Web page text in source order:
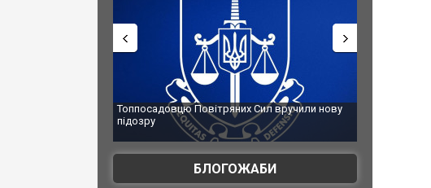
Топпосадовцю Повітряних Сил вручили нову
Сили оборони уразили
БЛОГОЖАБИ